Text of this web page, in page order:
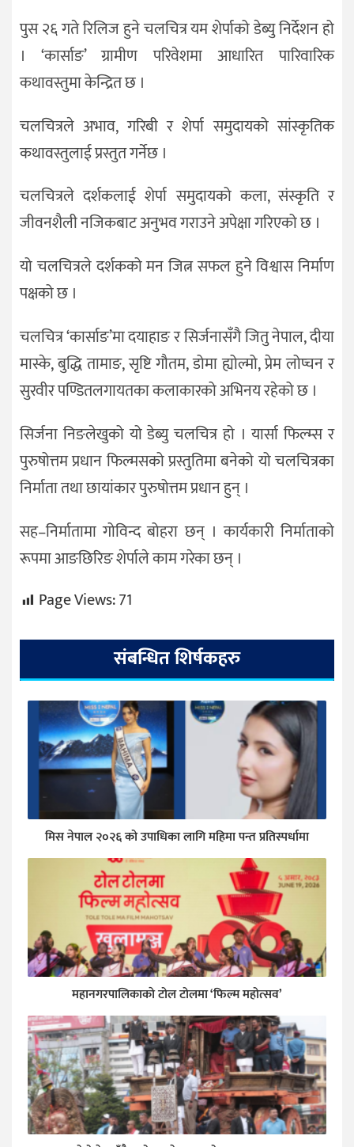
पुस २६ गते रिलिज हुने चलचित्र यम शेर्पाको डेब्यु निर्देशन हो
। ‘कार्साङ’ ग्रामीण परिवेशमा आधारित पारिवारिक
कथावस्तुमा केन्द्रित छ ।
चलचित्रले अभाव, गरिबी र शेर्पा समुदायको सांस्कृतिक
कथावस्तुलाई प्रस्तुत गर्नेछ ।
चलचित्रले दर्शकलाई शेर्पा समुदायको कला, संस्कृति र
जीवनशैली नजिकबाट अनुभव गराउने अपेक्षा गरिएको छ ।
यो चलचित्रले दर्शकको मन जित्न सफल हुने विश्वास निर्माण
पक्षको छ ।
चलचित्र ‘कार्साङ’मा दयाहाङ र सिर्जनासँगै जितु नेपाल, दीया
मास्के, बुद्धि तामाङ, सृष्टि गौतम, डोमा ह्योल्मो, प्रेम लोप्चन र
सुरवीर पण्डितलगायतका कलाकारको अभिनय रहेको छ ।
सिर्जना निङलेखुको यो डेब्यु चलचित्र हो । यार्सा फिल्म्स र
पुरुषोत्तम प्रधान फिल्मसको प्रस्तुतिमा बनेको यो चलचित्रका
निर्माता तथा छायांकार पुरुषोत्तम प्रधान हुन् ।
सह–निर्मातामा गोविन्द बोहरा छन् । कार्यकारी निर्माताको
रूपमा आङछिरिङ शेर्पाले काम गरेका छन् ।
Page Views:71
संबन्धित शिर्षकहरु
मिस नेपाल २०२६ को उपाधिका लागि महिमा पन्त प्रतिस्पर्धामा
महानगरपालिकाकाे टोल टोलमा ‘फिल्म महोत्सव’